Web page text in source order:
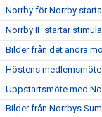
Norrby för Norrby
Norrby IF startar
Bilder från det andra
Höstens
Uppstartsmöte med
Bilder från Norrbys